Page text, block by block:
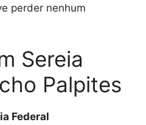
perder nenhum
Sereia
Palpites
Federal